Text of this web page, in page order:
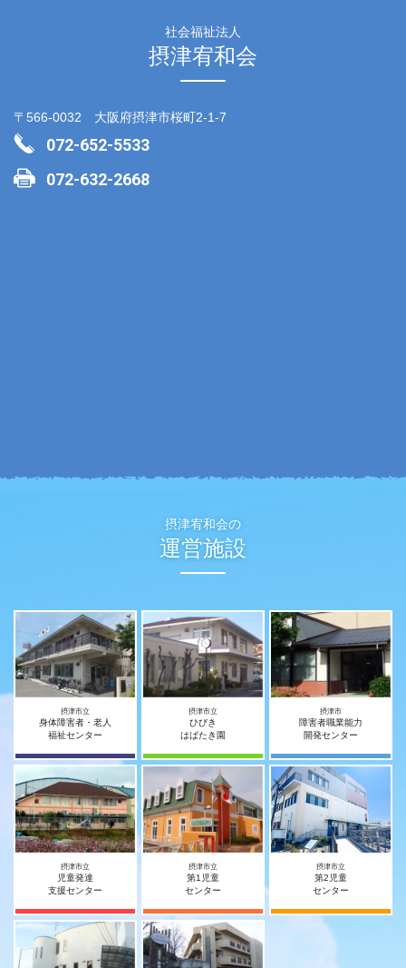
社会福祉法人
摂津宥和会
〒566-0032 大阪府摂津市桜町2-1-7
072-652-5533
072-632-2668
摂津宥和会の
運営施設
摂津市立
身体障害者・老人
福祉センター
摂津市立
ひびき
はばたき園
摂津市
障害者職業能力
開発センター
摂津市立
児童発達
支援センター
摂津市立
第1児童
センター
摂津市立
第2児童
センター